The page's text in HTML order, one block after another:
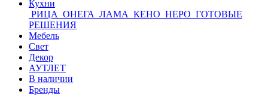
Кухни
РИЦА ОНЕГА ЛАМА КЕНО НЕРО ГОТОВЫЕ
РЕШЕНИЯ
Мебель
Свет
Декор
АУТЛЕТ
В наличии
Бренды